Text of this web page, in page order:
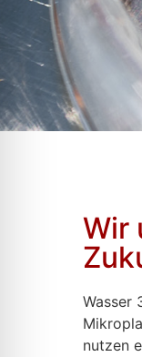
Wir
Wasser
nutzen